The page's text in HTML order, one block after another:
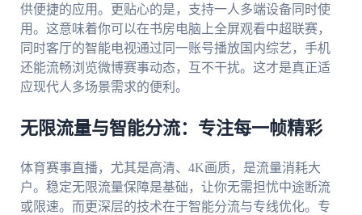
供便捷的应用。更贴心的是，支持一人多端设备同时使
用。这意味着你可以在书房电脑上全屏观看中超联赛，
同时客厅的智能电视通过同一账号播放国内综艺，手机
还能流畅浏览微博赛事动态，互不干扰。这才是真正适
应现代人多场景需求的便利。
无限流量与智能分流：专注每一帧精彩
体育赛事直播，尤其是高清、4K画质，是流量消耗大
户。稳定无限流量保障是基础，让你无需担忧中途断流
或限速。而更深层的技术在于智能分流与专线优化。专